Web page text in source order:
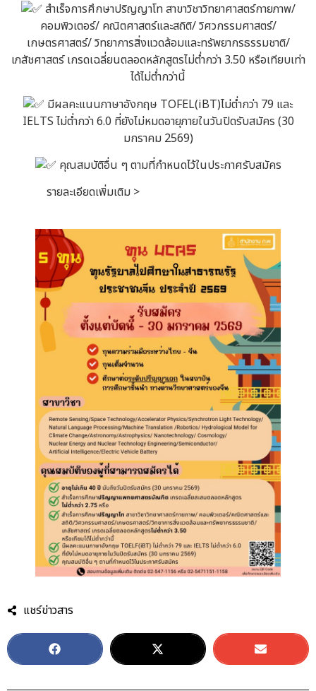
สำเร็จการศึกษาปริญญาโท สาขาวิชาวิทยาศาสตร์กายภาพ/
คอมพิวเตอร์/ คณิตศาสตร์และสถิติ/ วิศวกรรมศาสตร์/
เกษตรศาสตร์/ วิทยาการสิ่งแวดล้อมและทรัพยากรธรรมชาติ/
เภสัชศาสตร์ เกรดเฉลี่ยนตลอดหลักสูตรไม่ต่ำกว่า 3.50 หรือเทียบเท่า
ได้ไม่ต่ำกว่านี้
มีผลคะแนนภาษาอังกฤษ TOFEL(iBT)ไม่ต่ำกว่า 79 และ
IELTS ไม่ต่ำกว่า 6.0 ที่ยังไม่หมดอายุภายในวันปิดรับสมัคร (30
มกราคม 2569)
คุณสมบัติอื่น ๆ ตามที่กำหนดไว้ในประกาศรับสมัคร
รายละเอียดเพิ่มเติม >
แชร์ข่าวสาร